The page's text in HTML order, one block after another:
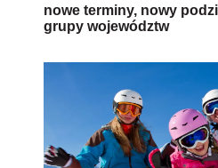
nowe terminy, nowy
grupy województw